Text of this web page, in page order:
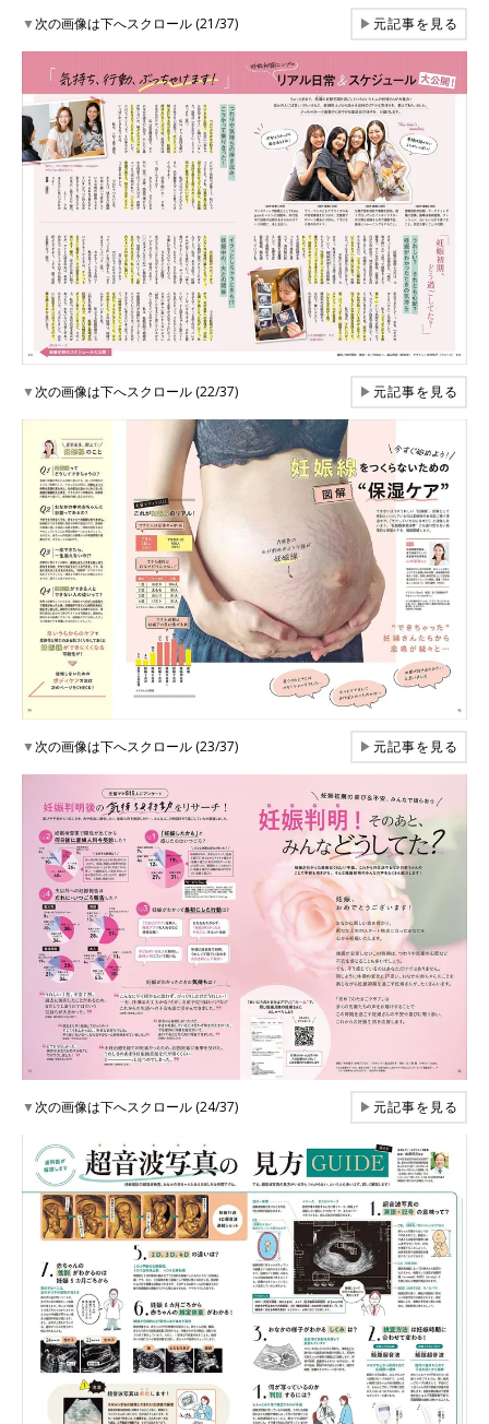
▼次の画像は下へスクロール (21/37) ▶元記事を見る
▼次の画像は下へスクロール (22/37) ▶元記事を見る
▼次の画像は下へスクロール (23/37) ▶元記事を見る
▼次の画像は下へスクロール (24/37) ▶元記事を見る